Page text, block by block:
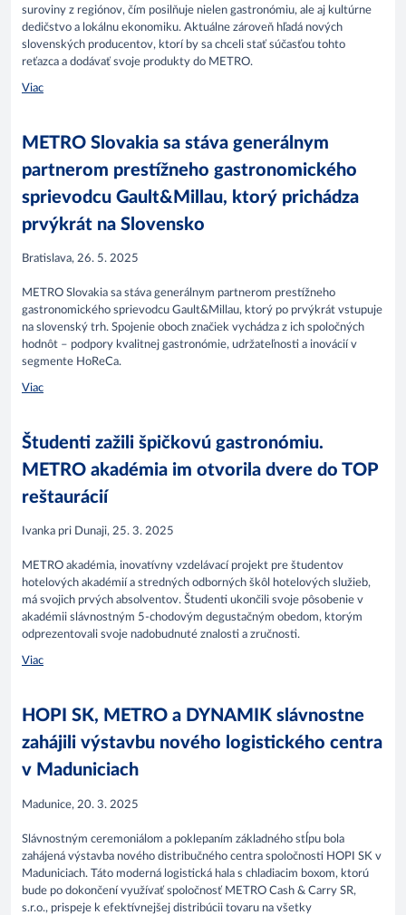
suroviny z regiónov, čím posilňuje nielen gastronómiu, ale aj kultúrne
dedičstvo a lokálnu ekonomiku. Aktuálne zároveň hľadá nových
slovenských producentov, ktorí by sa chceli stať súčasťou tohto
reťazca a dodávať svoje produkty do METRO.
Viac
METRO Slovakia sa stáva generálnym
partnerom prestížneho gastronomického
sprievodcu Gault&Millau, ktorý prichádza
prvýkrát na Slovensko
Bratislava, 26. 5. 2025
​METRO Slovakia sa stáva generálnym partnerom prestížneho
gastronomického sprievodcu Gault&Millau, ktorý po prvýkrát vstupuje
na slovenský trh. Spojenie oboch značiek vychádza z ich spoločných
hodnôt – podpory kvalitnej gastronómie, udržateľnosti a inovácií v
segmente HoReCa.
Viac
Študenti zažili špičkovú gastronómiu.
METRO akadémia im otvorila dvere do TOP
reštaurácií
Ivanka pri Dunaji, 25. 3. 2025
METRO akadémia, inovatívny vzdelávací projekt pre študentov
hotelových akadémií a stredných odborných škôl hotelových služieb,
má svojich prvých absolventov. Študenti ukončili svoje pôsobenie v
akadémii slávnostným 5-chodovým degustačným obedom, ktorým
odprezentovali svoje nadobudnuté znalosti a zručnosti.​
Viac
HOPI SK, METRO a DYNAMIK slávnostne
zahájili výstavbu nového logistického centra
v Maduniciach
Madunice, 20. 3. 2025
Slávnostným ceremoniálom a poklepaním základného stĺpu bola
zahájená výstavba nového distribučného centra spoločnosti HOPI SK v
Maduniciach. Táto moderná logistická hala s chladiacim boxom, ktorú
bude po dokončení využívať spoločnosť METRO Cash & Carry SR,
s.r.o., prispeje k efektívnejšej distribúcii tovaru na všetky